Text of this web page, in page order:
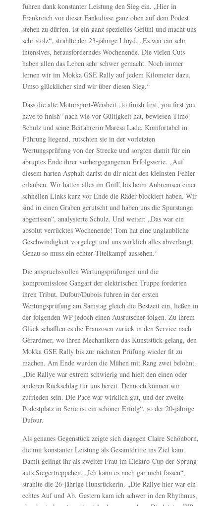
fuhren dank konstanter Leistung den Sieg ein. „Hier in
Frankreich vor dieser Fankulisse ganz oben auf dem Podest
stehen zu dürfen, ist ein ganz spezielles Gefühl und macht uns
sehr stolz“, strahlte der 23-jährige Lloyd. „Es war ein sehr
intensives, herausforderndes Wochenende. Die vielen Cuts
haben allen das Leben sehr schwer gemacht. Noch immer
lernen wir im Mokka GSE Rally auf jedem Kilometer dazu.
Umso glücklicher sind wir über diesen Sieg.“
Dass die alte Motorsport-Weisheit „to finish first, you first you
have to finish“ nach wie vor Gültigkeit hat, bewiesen Timo
Schulz und seine Beifahrerin Maresa Lade. Komfortabel in
Führung liegend, rutschten sie in der vorletzten
Wertungsprüfung von der Strecke und sorgten damit für ein
abruptes Ende ihrer vorhergegangenen Erfolgsserie. „Auf
diesem harten Asphalt darfst du dir nicht den kleinsten Fehler
erlauben. Wir hatten alles im Griff, bis beim Anbremsen einer
schnellen Links kurz vor Ende die Räder blockiert haben. Wir
sind in einen Graben gerutscht und haben uns die Spurstange
abgerissen“, analysierte Schulz. Und weiter: „Das war ein
absolut verrücktes Wochenende! Tom hat eine unglaubliche
Geschwindigkeit vorgelegt und uns wirklich alles abverlangt.
Genau so muss ein echter Titelkampf aussehen.“
Die anspruchsvollen Wertungsprüfungen und die
kompromisslose Gangart der elektrischen Truppe forderten
ihren Tribut. Dufour/Dubois fuhren in der ersten
Wertungsprüfung am Samstag gleich die Bestzeit ein, ließen in
der folgenden WP jedoch einen Ausrutscher folgen. Zu ihrem
Glück schafften es die Franzosen zurück in den Service nach
Gérardmer, wo ihren Mechanikern das Kunststück gelang, den
Mokka GSE Rally bis zur nächsten Prüfung wieder fit zu
machen. Am Ende wurden die Mühen mit Rang zwei belohnt.
„Die Rallye war extrem schwierig und hielt den einen oder
anderen Rückschlag für uns bereit. Dennoch können wir
zufrieden sein. Die Pace war wirklich gut, und der zweite
Podestplatz in Serie ist ein schöner Erfolg“, so der 20-jährige
Dufour.
Als genaues Gegenstück zeigte sich dagegen Claire Schönborn,
die mit konstanter Leistung als Gesamtdritte ins Ziel kam.
Damit gelingt ihr als zweiter Frau im Elektro-Cup der Sprung
aufs Siegertreppchen. „Ich kann es noch gar nicht fassen“,
strahlte die 26-jährige Hunsrückerin. „Die Rallye hier war ein
echtes Auf und Ab. Gestern kam ich schwer in den Rhythmus,